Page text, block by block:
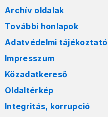
Archív oldalak
További honlapok
Adatvédelmi tájékoztató
Impresszum
Közadatkereső
Oldaltérkép
Integritás, korrupció